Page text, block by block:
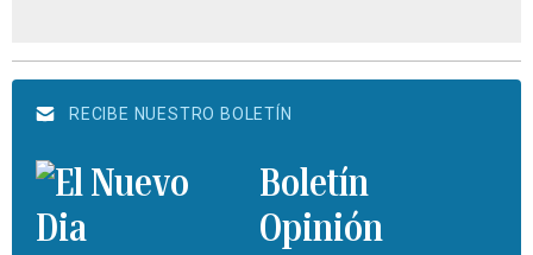
RECIBE NUESTRO BOLETÍN
Boletín
Opinión